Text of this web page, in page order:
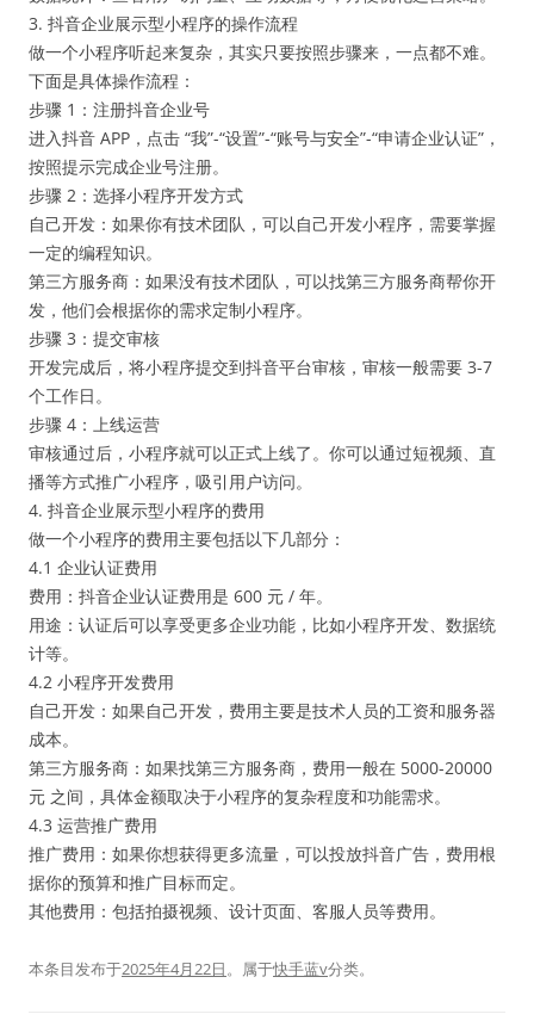
3. 抖音企业展示型小程序的操作流程
做一个小程序听起来复杂，其实只要按照步骤来，一点都不难。
下面是具体操作流程：
步骤 1：注册抖音企业号
进入抖音 APP，点击 “我”-“设置”-“账号与安全”-“申请企业认证”，
按照提示完成企业号注册。
步骤 2：选择小程序开发方式
自己开发：如果你有技术团队，可以自己开发小程序，需要掌握
一定的编程知识。
第三方服务商：如果没有技术团队，可以找第三方服务商帮你开
发，他们会根据你的需求定制小程序。
步骤 3：提交审核
开发完成后，将小程序提交到抖音平台审核，审核一般需要 3-7
个工作日。
步骤 4：上线运营
审核通过后，小程序就可以正式上线了。你可以通过短视频、直
播等方式推广小程序，吸引用户访问。
4. 抖音企业展示型小程序的费用
做一个小程序的费用主要包括以下几部分：
4.1 企业认证费用
费用：抖音企业认证费用是 600 元 / 年。
用途：认证后可以享受更多企业功能，比如小程序开发、数据统
计等。
4.2 小程序开发费用
自己开发：如果自己开发，费用主要是技术人员的工资和服务器
成本。
第三方服务商：如果找第三方服务商，费用一般在 5000-20000
元 之间，具体金额取决于小程序的复杂程度和功能需求。
4.3 运营推广费用
推广费用：如果你想获得更多流量，可以投放抖音广告，费用根
据你的预算和推广目标而定。
其他费用：包括拍摄视频、设计页面、客服人员等费用。
本条目发布于2025年4月22日 。属于快手蓝v分类。